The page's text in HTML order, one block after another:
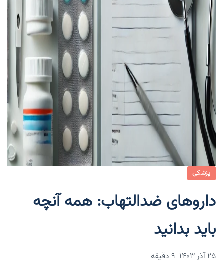
پزشکی
داروهای ضدالتهاب: همه آنچه
باید بدانید
۲۵ آذر ۱۴۰۳